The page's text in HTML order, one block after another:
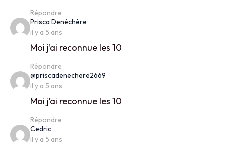
Répondre
Prisca Denéchère
il y a 5 ans
Moi j’ai reconnue les 10
Répondre
@priscadenechere2669
il y a 5 ans
Moi j’ai reconnue les 10
Répondre
Cedricsays:
il y a 5 ans